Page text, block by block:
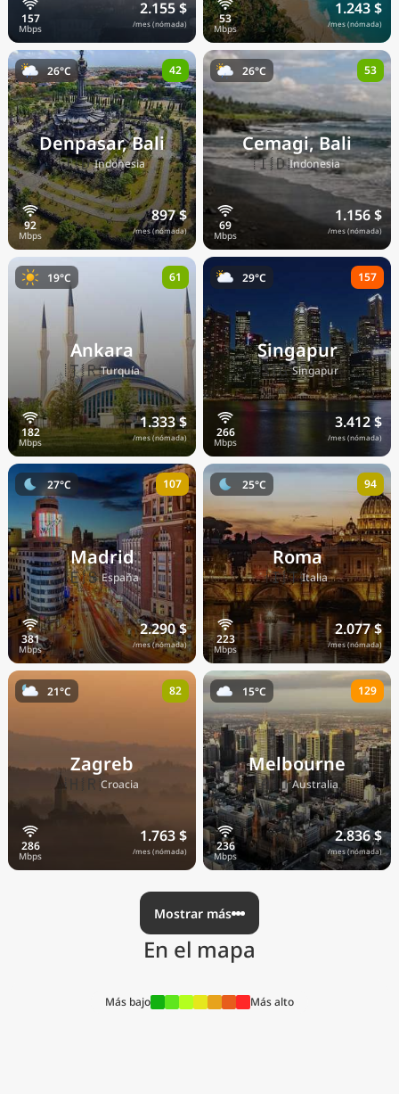
2.155 $
/mes (nómada)
1.243 $
/mes (nómada)
Denpasar, Bali
🇮🇩Indonesia
897 $
/mes (nómada)
26°C 42
Cemagi, Bali
🇮🇩Indonesia
1.156 $
/mes (nómada)
26°C 53
Ankara
🇹🇷Turquía
1.333 $
/mes (nómada)
19°C 61
Singapur
🇸🇬Singapur
3.412 $
/mes (nómada)
29°C 157
Madrid
🇪🇸España
2.290 $
/mes (nómada)
27°C 107
Roma
🇮🇹Italia
2.077 $
/mes (nómada)
25°C 94
Zagreb
🇭🇷Croacia
1.763 $
/mes (nómada)
21°C 82
Melbourne
🇦🇺Australia
2.836 $
/mes (nómada)
15°C 129
Mostrar más
En el mapa
Más bajo Más alto